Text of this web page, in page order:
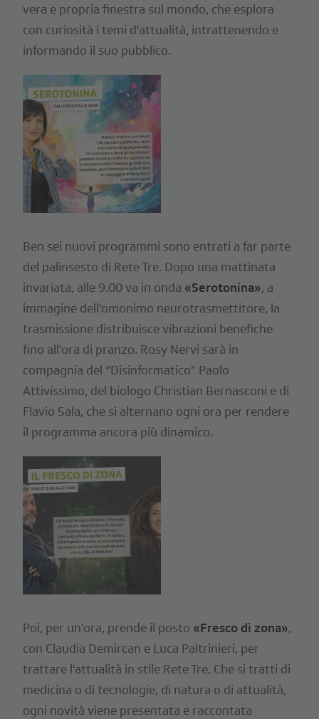
vera e propria finestra sul mondo, che esplora
con curiosità i temi d'attualità, intrattenendo e
informando il suo pubblico.
Ben sei nuovi programmi sono entrati a far parte
del palinsesto di Rete Tre. Dopo una mattinata
invariata, alle 9.00 va in onda «Serotonina», a
immagine dell'omonimo neurotrasmettitore, la
trasmissione distribuisce vibrazioni benefiche
fino all'ora di pranzo. Rosy Nervi sarà in
compagnia del “Disinformatico” Paolo
Attivissimo, del biologo Christian Bernasconi e di
Flavio Sala, che si alternano ogni ora per rendere
il programma ancora più dinamico.
Poi, per un'ora, prende il posto «Fresco di zona»,
con Claudia Demircan e Luca Paltrinieri, per
trattare l'attualità in stile Rete Tre. Che si tratti di
medicina o di tecnologie, di natura o di attualità,
ogni novità viene presentata e raccontata